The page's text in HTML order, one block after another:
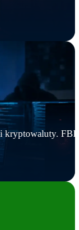
kryptowaluty. FBI